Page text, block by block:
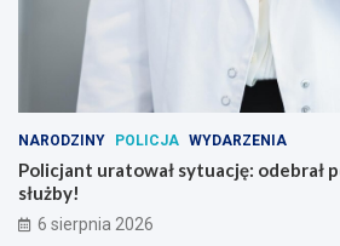
NARODZINY POLICJA WYDARZENIA
Policjant uratował sytuację: odebrał
służby!
6 sierpnia 2026